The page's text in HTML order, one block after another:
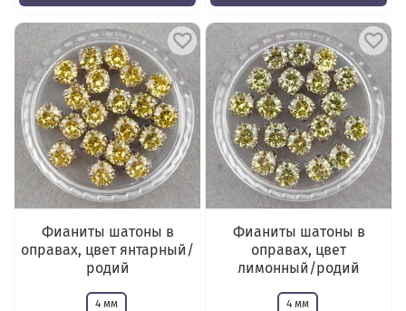
Фианиты шатоны в
оправах, цвет янтарный/
родий
4 мм
Фианиты шатоны в
оправах, цвет
лимонный/родий
4 мм